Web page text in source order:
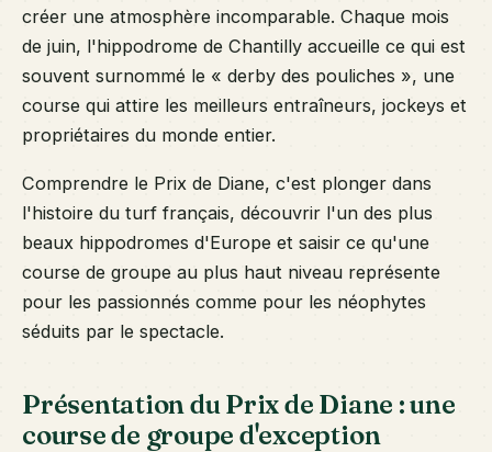
créer une atmosphère incomparable. Chaque mois
de juin, l'hippodrome de Chantilly accueille ce qui est
souvent surnommé le « derby des pouliches », une
course qui attire les meilleurs entraîneurs, jockeys et
propriétaires du monde entier.
Comprendre le Prix de Diane, c'est plonger dans
l'histoire du turf français, découvrir l'un des plus
beaux hippodromes d'Europe et saisir ce qu'une
course de groupe au plus haut niveau représente
pour les passionnés comme pour les néophytes
séduits par le spectacle.
Présentation du Prix de Diane : une
course de groupe d'exception